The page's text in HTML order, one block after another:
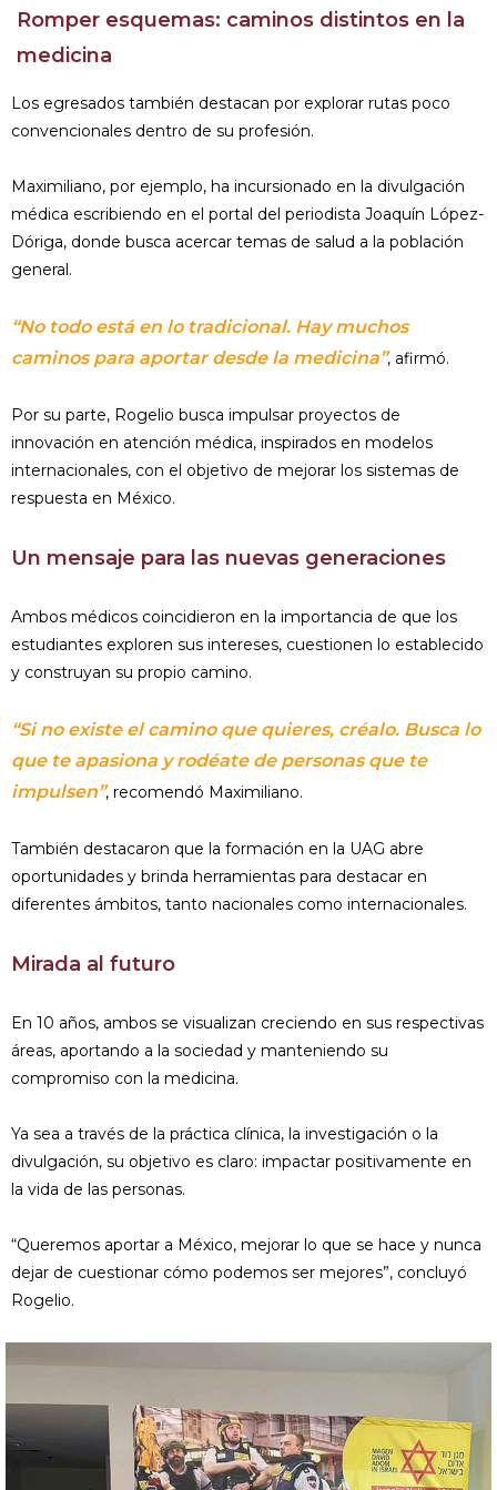
Romper esquemas: caminos distintos en la
medicina
Los egresados también destacan por explorar rutas poco
convencionales dentro de su profesión.
Maximiliano, por ejemplo, ha incursionado en la divulgación
médica escribiendo en el portal del periodista Joaquín López-
Dóriga, donde busca acercar temas de salud a la población
general.
“No todo está en lo tradicional. Hay muchos
caminos para aportar desde la medicina”, afirmó.
Por su parte, Rogelio busca impulsar proyectos de
innovación en atención médica, inspirados en modelos
internacionales, con el objetivo de mejorar los sistemas de
respuesta en México.
Un mensaje para las nuevas generaciones
Ambos médicos coincidieron en la importancia de que los
estudiantes exploren sus intereses, cuestionen lo establecido
y construyan su propio camino.
“Si no existe el camino que quieres, créalo. Busca lo
que te apasiona y rodéate de personas que te
impulsen”, recomendó Maximiliano.
También destacaron que la formación en la UAG abre
oportunidades y brinda herramientas para destacar en
diferentes ámbitos, tanto nacionales como internacionales.
Mirada al futuro
En 10 años, ambos se visualizan creciendo en sus respectivas
áreas, aportando a la sociedad y manteniendo su
compromiso con la medicina.
Ya sea a través de la práctica clínica, la investigación o la
divulgación, su objetivo es claro: impactar positivamente en
la vida de las personas.
“Queremos aportar a México, mejorar lo que se hace y nunca
dejar de cuestionar cómo podemos ser mejores”, concluyó
Rogelio.